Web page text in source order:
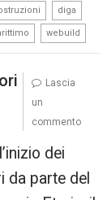
diga
webuild
dei
da parte del
Lascia
un
commento